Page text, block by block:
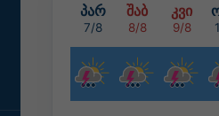
პარ შაბ კვი
7/8 8/8 9/8